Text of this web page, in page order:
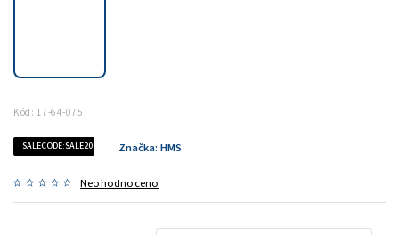
Kód: 17-64-075
SALECODE:SALE20:20:%
Neohodnoceno
Značka: HMS